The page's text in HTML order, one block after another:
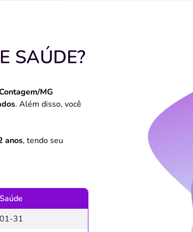
SAÚDE?
MG
. Além disso, você
anos, tendo seu
31